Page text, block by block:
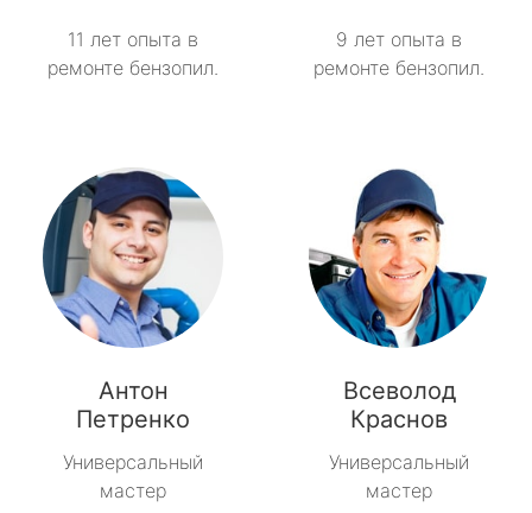
11 лет опыта в
ремонте бензопил.
9 лет опыта в
ремонте бензопил.
Антон
Петренко
Универсальный
мастер
Всеволод
Краснов
Универсальный
мастер